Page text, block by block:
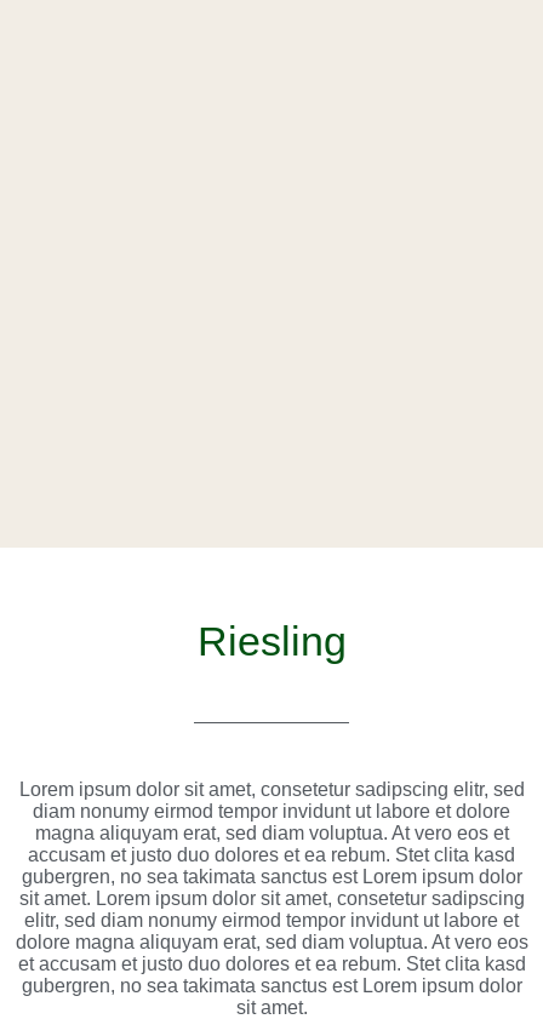
Riesling
Lorem ipsum dolor sit amet, consetetur sadipscing elitr, sed
diam nonumy eirmod tempor invidunt ut labore et dolore
magna aliquyam erat, sed diam voluptua. At vero eos et
accusam et justo duo dolores et ea rebum. Stet clita kasd
gubergren, no sea takimata sanctus est Lorem ipsum dolor
sit amet. Lorem ipsum dolor sit amet, consetetur sadipscing
elitr, sed diam nonumy eirmod tempor invidunt ut labore et
dolore magna aliquyam erat, sed diam voluptua. At vero eos
et accusam et justo duo dolores et ea rebum. Stet clita kasd
gubergren, no sea takimata sanctus est Lorem ipsum dolor
sit amet.